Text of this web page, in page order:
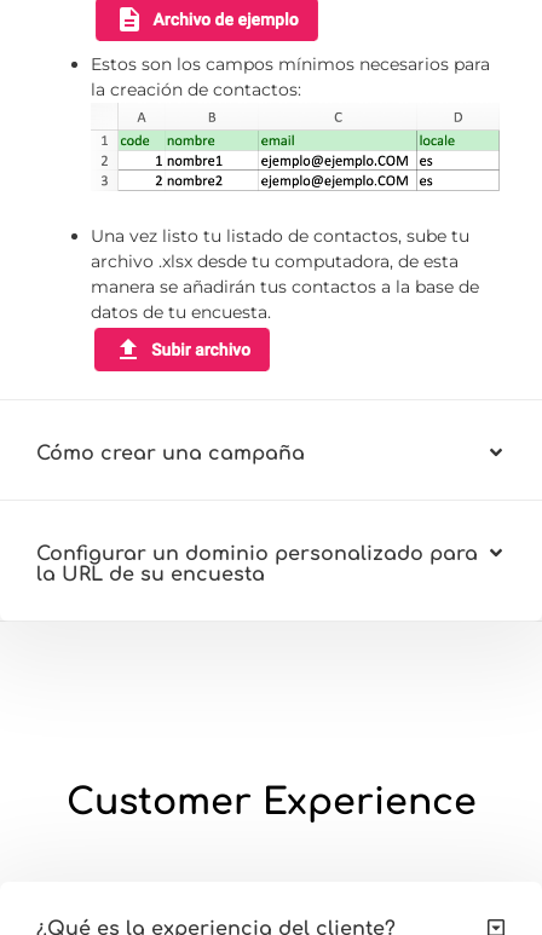
Estos son los campos mínimos necesarios para
la creación de contactos:
Una vez listo tu listado de contactos, sube tu
archivo .xlsx desde tu computadora, de esta
manera se añadirán tus contactos a la base de
datos de tu encuesta.
Cómo crear una campaña
Configurar un dominio personalizado para
la URL de su encuesta
Customer Experience
¿Qué es la experiencia del cliente?